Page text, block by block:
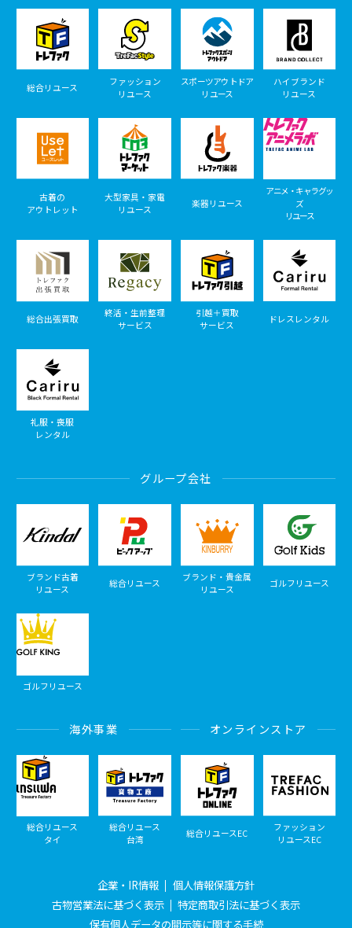
総合リユース
ファッション
リユース
スポーツアウトドア
リユース
ハイブランド
リユース
古着の
アウトレット
大型家具・家電
リユース
楽器リユース
アニメ・キャラグッ
ズ
リユース
総合出張買取
終活・生前整理
サービス
引越＋買取
サービス
ドレスレンタル
礼服・喪服
レンタル
グループ会社
ブランド古着
リユース
総合リユース
ブランド・貴金属
リユース
ゴルフリユース
ゴルフリユース
海外事業
総合リユース
タイ
総合リユース
台湾
オンラインストア
総合リユースEC
ファッション
リユースEC
企業・IR情報
個人情報保護方針
古物営業法に基づく表示
特定商取引法に基づく表示
保有個人データの開示等に関する手続